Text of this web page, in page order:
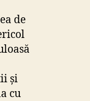
de
și
cu